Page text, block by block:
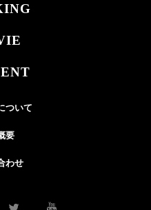
ついて
要
わせ